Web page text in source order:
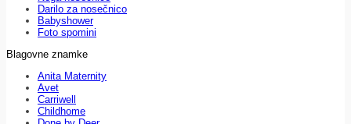
Darilo za nosečnico
Babyshower
Foto spomini
Blagovne znamke
Anita Maternity
Avet
Carriwell
Childhome